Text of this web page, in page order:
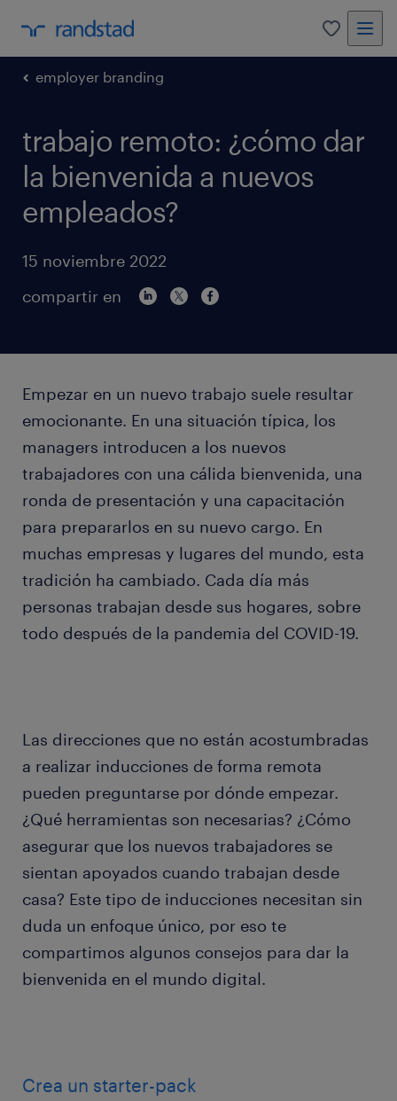
0
employer branding
trabajo remoto: ¿cómo dar
la bienvenida a nuevos
empleados?
15 noviembre 2022
compartir en
Empezar en un nuevo trabajo suele resultar
emocionante. En una situación típica, los
managers introducen a los nuevos
trabajadores con una cálida bienvenida, una
ronda de presentación y una capacitación
para prepararlos en su nuevo cargo. En
muchas empresas y lugares del mundo, esta
tradición ha cambiado. Cada día más
personas trabajan desde sus hogares, sobre
todo después de la pandemia del COVID-19.
Las direcciones que no están acostumbradas
a realizar inducciones de forma remota
pueden preguntarse por dónde empezar.
¿Qué herramientas son necesarias? ¿Cómo
asegurar que los nuevos trabajadores se
sientan apoyados cuando trabajan desde
casa? Este tipo de inducciones necesitan sin
duda un enfoque único, por eso te
compartimos algunos consejos para dar la
bienvenida en el mundo digital.
Crea un starter-pack